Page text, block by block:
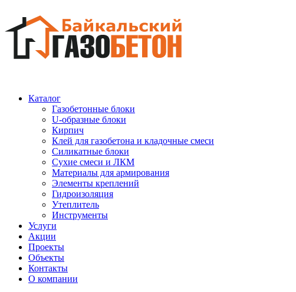
Каталог
Газобетонные блоки
U-образные блоки
Кирпич
Клей для газобетона и кладочные смеси
Силикатные блоки
Сухие смеси и ЛКМ
Материалы для армирования
Элементы креплений
Гидроизоляция
Утеплитель
Инструменты
Услуги
Акции
Проекты
Объекты
Контакты
О компании